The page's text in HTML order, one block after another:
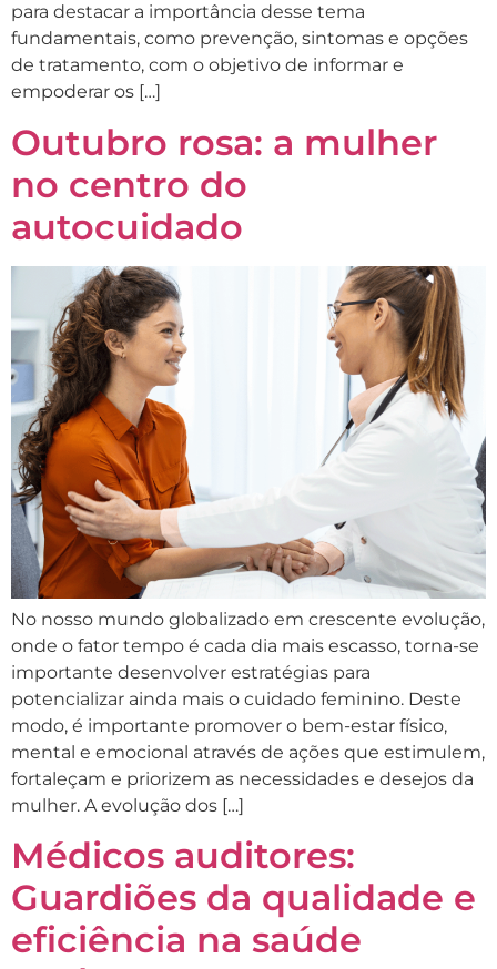
para destacar a importância desse tema
fundamentais, como prevenção, sintomas e opções
de tratamento, com o objetivo de informar e
empoderar os […]
Outubro rosa: a mulher
no centro do
autocuidado
No nosso mundo globalizado em crescente evolução,
onde o fator tempo é cada dia mais escasso, torna-se
importante desenvolver estratégias para
potencializar ainda mais o cuidado feminino. Deste
modo, é importante promover o bem-estar físico,
mental e emocional através de ações que estimulem,
fortaleçam e priorizem as necessidades e desejos da
mulher. A evolução dos […]
Médicos auditores:
Guardiões da qualidade e
eficiência na saúde